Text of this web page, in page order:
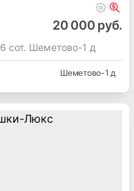
20 000 руб.
сот. Шеметово-1 д
Шеметово-1 д